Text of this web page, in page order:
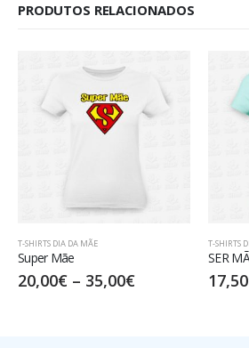
PRODUTOS RELACIONADOS
T-SHIRTS DIA DA MÃE
Super Mãe
20,00€ – 35,00€
T-SHIRTS
SER
17,50